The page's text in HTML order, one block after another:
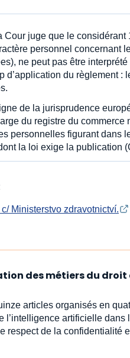
Cour juge que le
personnel concernant
ne peut pas être
d’application du règlement
de la jurisprudence
du registre du
personnelles figurant
la loi exige la publication
Ministerstvo zdravotnictví.
des métiers du
articles organisés en
l’intelligence artificielle
respect de la confidentialité